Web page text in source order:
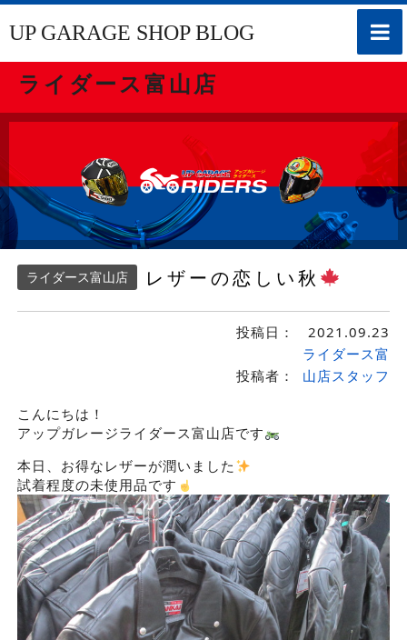
toggle
UP GARAGE SHOP BLOG
ライダース富山店
ライダース富山店 レザーの恋しい秋
投稿日： 2021.09.23
投稿者：
ライダース富
山店スタッフ
こんにちは！
アップガレージライダース富山店です
本日、お得なレザーが潤いました
試着程度の未使用品です